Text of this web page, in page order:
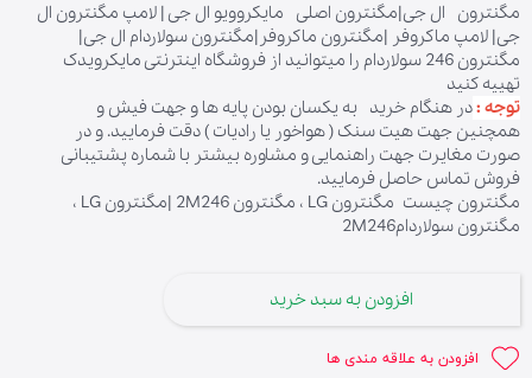
مگنترون ال جی|مگنترون اصلی مایکروویو ال جی | لامپ مگنترون ال
جی| لامپ ماکروفر |مگنترون ماکروفر|مگنترون سولاردام ال جی|
مگنترون 246 سولاردام را میتوانید از فروشگاه اینترنتی مایکرویدک
تهییه کنید
توجه :در هنگام خرید به یکسان بودن پایه ها و جهت فیش و
همچنین جهت هیت سنک ( هواخور یا رادیات ) دقت فرمایید. و در
صورت مغایرت جهت راهنمایی و مشاوره بیشتر با شماره پشتیبانی
فروش تماس حاصل فرمایید.
مگنترون چیست مگنترون LG ، مگنترون 2M246 |مگنترون LG ،
مگنترون سولاردام2M246
افزودن به سبد خرید
افزودن به علاقه مندی ها